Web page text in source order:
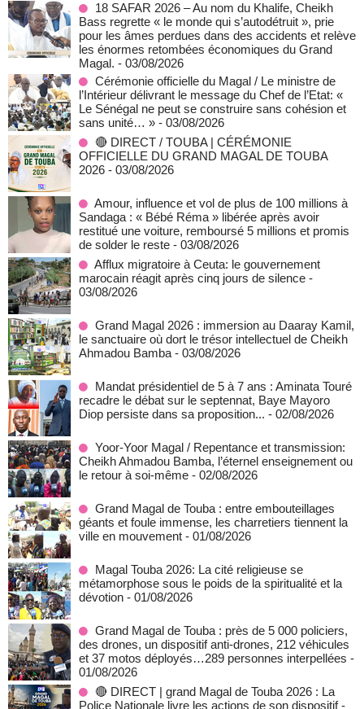
18 SAFAR 2026 – Au nom du Khalife, Cheikh
Bass regrette « le monde qui s’autodétruit », prie
pour les âmes perdues dans des accidents et relève
les énormes retombées économiques du Grand
Magal. - 03/08/2026
Cérémonie officielle du Magal / Le ministre de
l’Intérieur délivrant le message du Chef de l’Etat: «
Le Sénégal ne peut se construire sans cohésion et
sans unité… » - 03/08/2026
🔴 DIRECT / TOUBA | CÉRÉMONIE
OFFICIELLE DU GRAND MAGAL DE TOUBA
2026 - 03/08/2026
Amour, influence et vol de plus de 100 millions à
Sandaga : « Bébé Réma » libérée après avoir
restitué une voiture, remboursé 5 millions et promis
de solder le reste - 03/08/2026
Afflux migratoire à Ceuta: le gouvernement
marocain réagit après cinq jours de silence -
03/08/2026
Grand Magal 2026 : immersion au Daaray Kamil,
le sanctuaire où dort le trésor intellectuel de Cheikh
Ahmadou Bamba - 03/08/2026
Mandat présidentiel de 5 à 7 ans : Aminata Touré
recadre le débat sur le septennat, Baye Mayoro
Diop persiste dans sa proposition... - 02/08/2026
Yoor-Yoor Magal / Repentance et transmission:
Cheikh Ahmadou Bamba, l’éternel enseignement ou
le retour à soi-même - 02/08/2026
Grand Magal de Touba : entre embouteillages
géants et foule immense, les charretiers tiennent la
ville en mouvement - 01/08/2026
Magal Touba 2026: La cité religieuse se
métamorphose sous le poids de la spiritualité et la
dévotion - 01/08/2026
Grand Magal de Touba : près de 5 000 policiers,
des drones, un dispositif anti-drones, 212 véhicules
et 37 motos déployés…289 personnes interpellées -
01/08/2026
🔴 DIRECT | grand Magal de Touba 2026 : La
Police Nationale livre les actions de son dispositif -